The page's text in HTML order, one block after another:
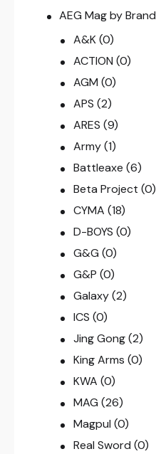
AEG Mag by Brand
A&K (0)
ACTION (0)
AGM (0)
APS (2)
ARES (9)
Army (1)
Battleaxe (6)
Beta Project (0)
CYMA (18)
D-BOYS (0)
G&G (0)
G&P (0)
Galaxy (2)
ICS (0)
Jing Gong (2)
King Arms (0)
KWA (0)
MAG (26)
Magpul (0)
Real Sword (0)